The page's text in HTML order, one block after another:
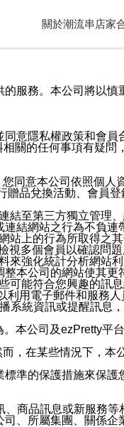
關於潮流串 店家
服務。本公司將以
意隱私權政策和會員
關的任何事項有疑問
同意本公司依照個人
品兌換活動、會員
結至第三方獨立管理
結網站之行為不負連
站上的行為所取得之
多個會員以確認問題
來強化統計分析網站
本公司的網站使其更
可能符合您興趣的訊
用電子郵件和服務人
系統資訊或提醒訊息
本公司及ezPretty平台
，在某些情況下，本
準的保護措施來保護
商品訊息或新服務等
、所屬集團、關係企